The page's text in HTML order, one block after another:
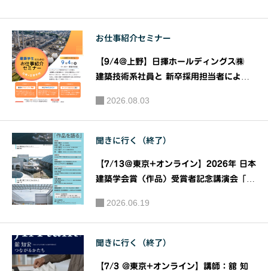
｜ 企画：
近畿大学
建築学
部 賛八
博之＋垣
田研究室
発行：建
築資料研
ト」テー
マ『人の
交流 ～
している
～』｜主
催：明海
後援：SU
UMO
お仕事紹介セミナー
【9/4@上野】日揮ホールディングス㈱
建築技術系社員と 新卒採用担当者による
ー』｜共催：日揮ホールディングス株式会
社 株式会社建築資料研究社
2026.08.03
聞きに行く（終了）
【7/13＠東京+オンライン】2026年 日本
建築学会賞（作品）受賞者記念講演会「作
学会
2026.06.19
聞きに行く（終了）
【7/3 @東京+オンライン】講師：舘 知